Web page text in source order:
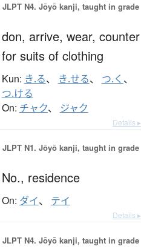
JLPT N4. Jōyō kanji, taught in grade
don, arrive, wear, counter
for suits of clothing
Kun: き.る、 き.せる、 つ.く 、
つ.ける
On: チャク、 ジャク
Details ▸
JLPT N1. Jōyō kanji, taught in grade
No., residence
On: ダイ、 テイ
Details ▸
JLPT N4. Jōyō kanji, taught in grade